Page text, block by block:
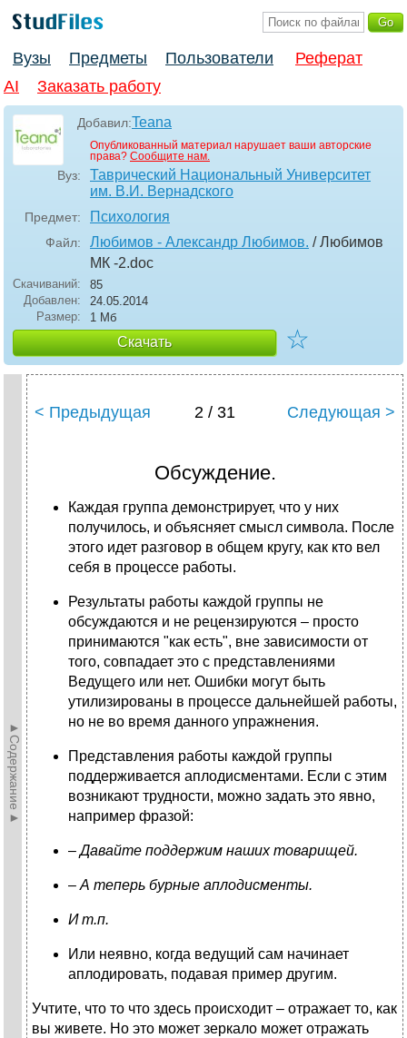
Вузы Предметы Пользователи
Реферат
AI
Заказать работу
Добавил:Teana
Опубликованный материал нарушает ваши авторские
права? Сообщите нам.
Вуз:
Таврический Национальный Университет
им. В.И. Вернадского
Предмет: Психология
Файл: Любимов - Александр Любимов. / Любимов
МК -2.doc
Скачиваний:
85
Добавлен:
24.05.2014
Размер:
1 Мб
Скачать ☆
►Содержание►
< Предыдущая 2 / 31 Следующая >
Обсуждение.
Каждая группа демонстрирует, что у них
получилось, и объясняет смысл символа. После
этого идет разговор в общем кругу, как кто вел
себя в процессе работы.
Результаты работы каждой группы не
обсуждаются и не рецензируются – просто
принимаются "как есть", вне зависимости от
того, совпадает это с представлениями
Ведущего или нет. Ошибки могут быть
утилизированы в процессе дальнейшей работы,
но не во время данного упражнения.
Представления работы каждой группы
поддерживается аплодисментами. Если с этим
возникают трудности, можно задать это явно,
например фразой:
–Давайте поддержим наших товарищей.
– А теперь бурные аплодисменты.
И т.п.
Или неявно, когда ведущий сам начинает
аплодировать, подавая пример другим.
Учтите, что то что здесь происходит – отражает то, как
вы живете. Но это может зеркало может отражать